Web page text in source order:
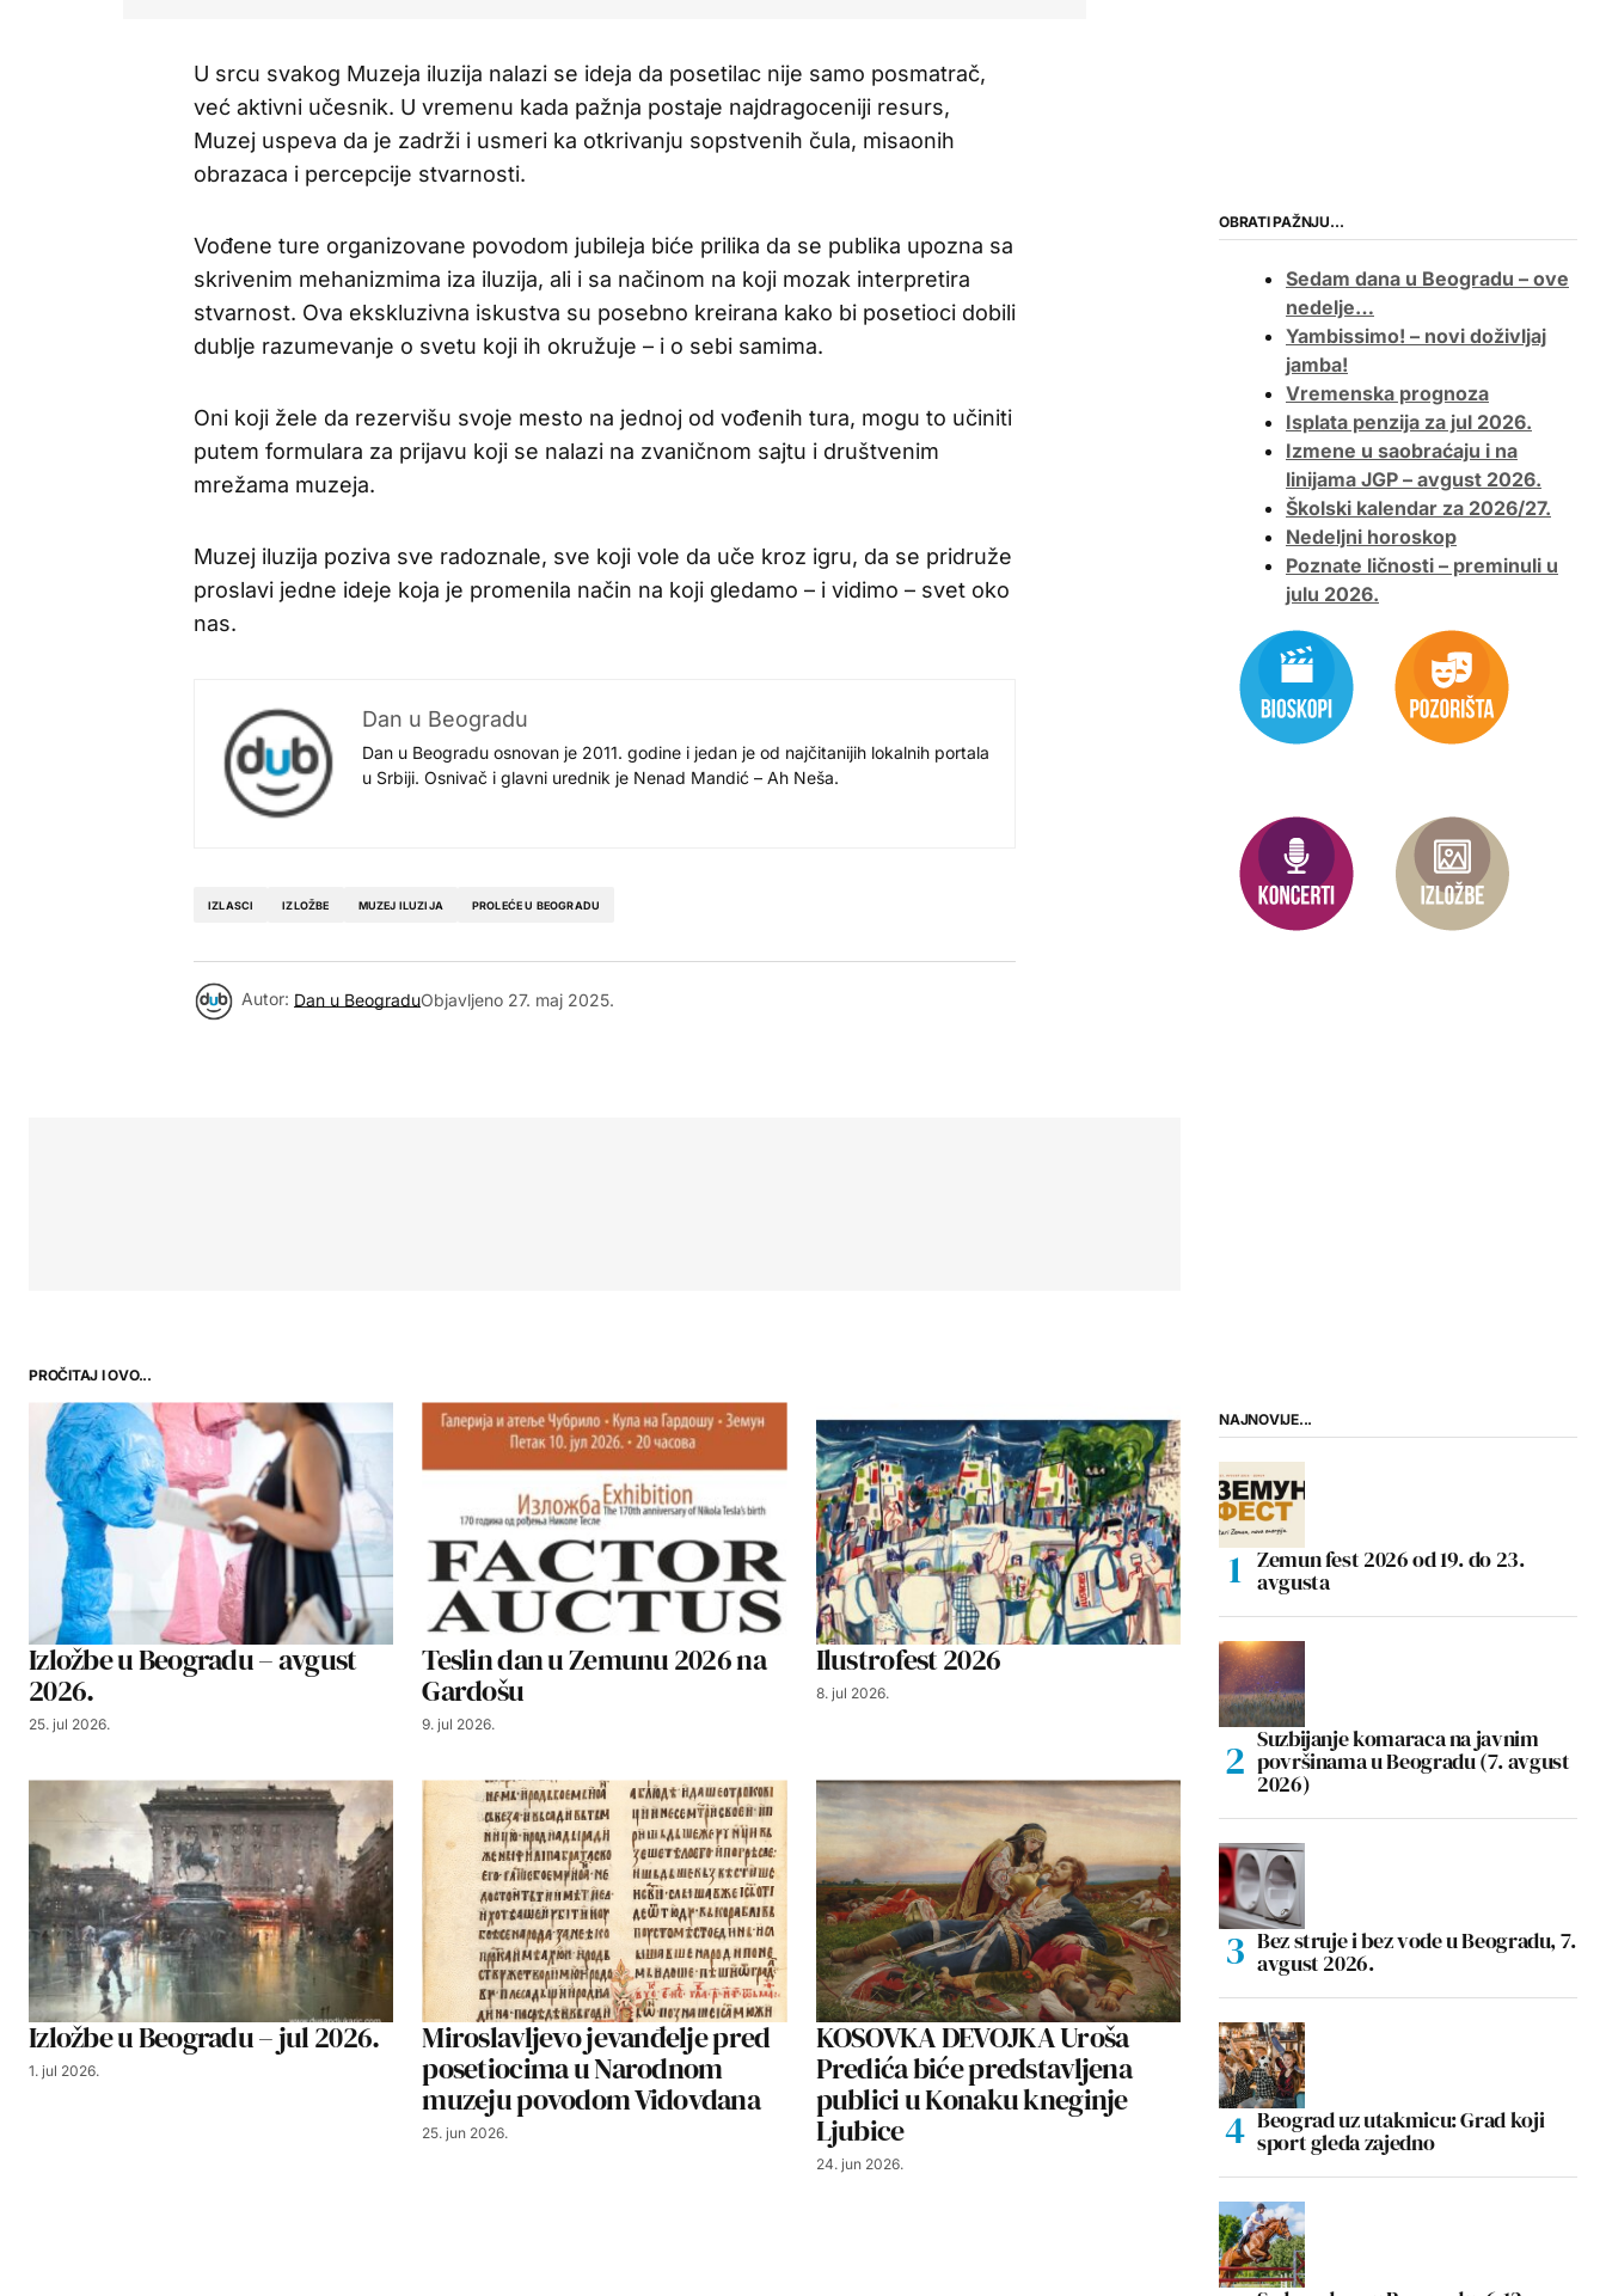
U srcu svakog Muzeja iluzija nalazi se ideja da posetilac nije samo posmatrač,
već aktivni učesnik. U vremenu kada pažnja postaje najdragoceniji resurs,
Muzej uspeva da je zadrži i usmeri ka otkrivanju sopstvenih čula, misaonih
obrazaca i percepcije stvarnosti.
Vođene ture organizovane povodom jubileja biće prilika da se publika upozna sa
skrivenim mehanizmima iza iluzija, ali i sa načinom na koji mozak interpretira
stvarnost. Ova ekskluzivna iskustva su posebno kreirana kako bi posetioci dobili
dublje razumevanje o svetu koji ih okružuje – i o sebi samima.
Oni koji žele da rezervišu svoje mesto na jednoj od vođenih tura, mogu to učiniti
putem formulara za prijavu koji se nalazi na zvaničnom sajtu i društvenim
mrežama muzeja.
Muzej iluzija poziva sve radoznale, sve koji vole da uče kroz igru, da se pridruže
proslavi jedne ideje koja je promenila način na koji gledamo – i vidimo – svet oko
nas.
Dan u Beogradu
Dan u Beogradu osnovan je 2011. godine i jedan je od najčitanijih lokalnih portala
u Srbiji. Osnivač i glavni urednik je Nenad Mandić – Ah Neša.
IZLASCI IZLOŽBE MUZEJ ILUZIJA PROLEĆE U BEOGRADU
Autor: Dan u BeograduObjavljeno 27. maj 2025.
PROČITAJ I OVO...
Izložbe u Beogradu – avgust
2026.
25. jul 2026.
Teslin dan u Zemunu 2026 na
Gardošu
9. jul 2026.
Ilustrofest 2026
8. jul 2026.
Izložbe u Beogradu – jul 2026.
1. jul 2026.
Miroslavljevo jevanđelje pred
posetiocima u Narodnom
muzeju povodom Vidovdana
25. jun 2026.
KOSOVKA DEVOJKA Uroša
Predića biće predstavljena
publici u Konaku kneginje
Ljubice
24. jun 2026.
OBRATI PAŽNJU…
Sedam dana u Beogradu – ove
nedelje…
Yambissimo! – novi doživljaj
jamba!
Vremenska prognoza
Isplata penzija za jul 2026.
Izmene u saobraćaju i na
linijama JGP – avgust 2026.
Školski kalendar za 2026/27.
Nedeljni horoskop
Poznate ličnosti – preminuli u
julu 2026.
NAJNOVIJE...
Zemun fest 2026 od 19. do 23.
avgusta
Suzbijanje komaraca na javnim
površinama u Beogradu (7. avgust
2026)
Bez struje i bez vode u Beogradu, 7.
avgust 2026.
Beograd uz utakmicu: Grad koji
sport gleda zajedno